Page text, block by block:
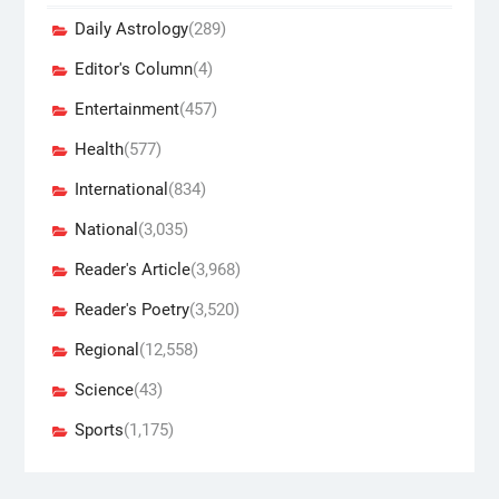
Daily Astrology(289)
Editor's Column(4)
Entertainment(457)
Health(577)
International (834)
National (3,035)
Reader's Article(3,968)
Reader's Poetry(3,520)
Regional (12,558)
Science(43)
Sports(1,175)